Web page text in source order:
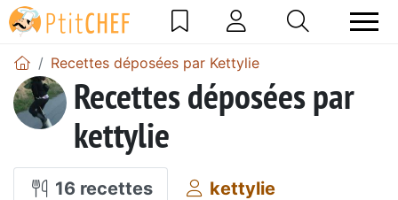
Recettes déposées par Kettylie
Recettes déposées par
kettylie
16 recettes kettylie